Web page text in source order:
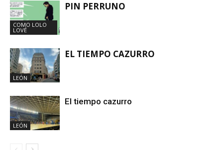
COMO LOLO
LOVÉ
PIN PERRUNO
LEÓN
EL TIEMPO CAZURRO
LEÓN
El tiempo cazurro